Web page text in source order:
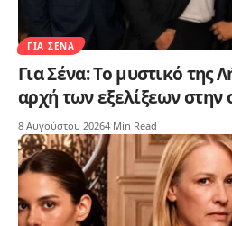
ΓΙΑ ΣΈΝΑ
Για Σένα: Το μυστικό της
αρχή των εξελίξεων στην
8 Αυγούστου 20264 Min Read